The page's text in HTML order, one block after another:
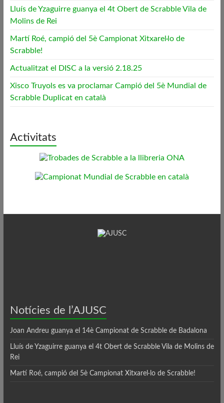
Lluís de Yzaguirre guanya el 4t Obert de Scrabble Vila de
Molins de Rei
Martí Roé, campió del 5è Campionat Xitxarel·lo de
Scrabble!
Actualitzat el DISC a la versió 2.18.25
Xisco Truyols es va proclamar Campió del 5è Mundial de
Scrabble Duplicat en català
Activitats
Notícies de l’AJUSC
Joan Andreu guanya el 14è Campionat de Scrabble de Badalona
Lluís de Yzaguirre guanya el 4t Obert de Scrabble Vila de Molins de
Rei
Martí Roé, campió del 5è Campionat Xitxarel·lo de Scrabble!